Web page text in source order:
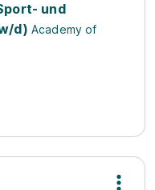
und
d) Academy of